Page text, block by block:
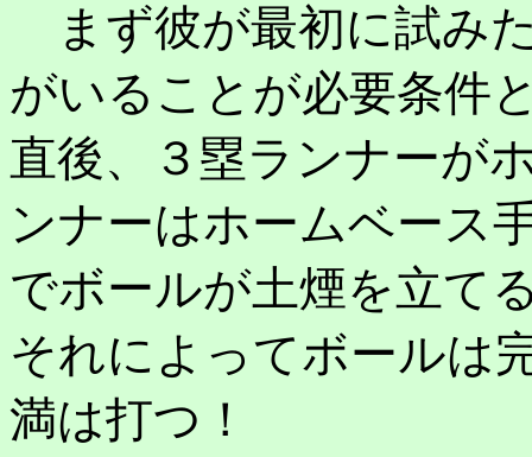
まず彼が最初に試み
がいることが必要条件
直後、３塁ランナーが
ンナーはホームベース
でボールが土煙を立て
それによってボールは
満は打つ！